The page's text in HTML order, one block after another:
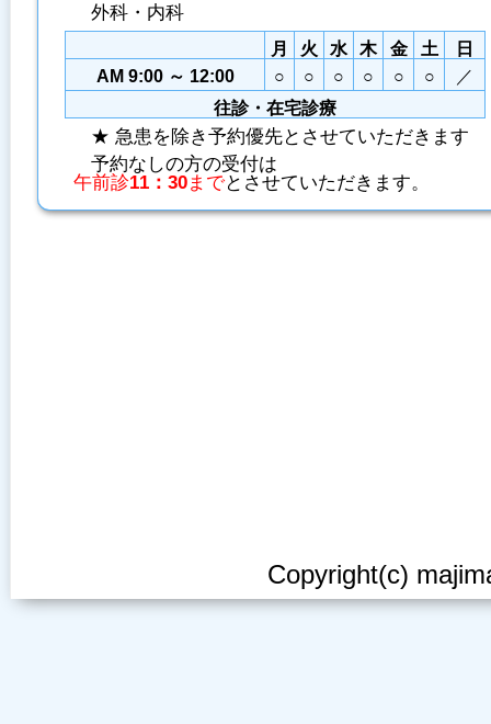
外科・内科
月 火 水 木 金 土
日
AM 9:00 ～ 12:00
○ ○ ○ ○ ○ ○
／
往診・在宅診療
★ 急患を除き予約優先とさせていただきます
予約なしの方の受付は
午前診11：30までとさせていただきます。
Copyright(c)